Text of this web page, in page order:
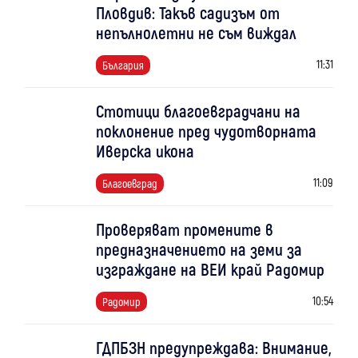
Пловдив: Такъв садизъм от
непълнолетни не съм виждал
България 11:31
Стотици благоевградчани на
поклонение пред чудотворната
Иверска икона
Благоевград 11:09
Проверяват промените в
предназначението на земи за
изграждане на ВЕИ край Радомир
Радомир 10:54
ГДПБЗН предупреждава: Внимание,